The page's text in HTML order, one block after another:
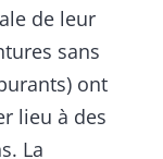
de leur
sans
ont
lieu à des
La